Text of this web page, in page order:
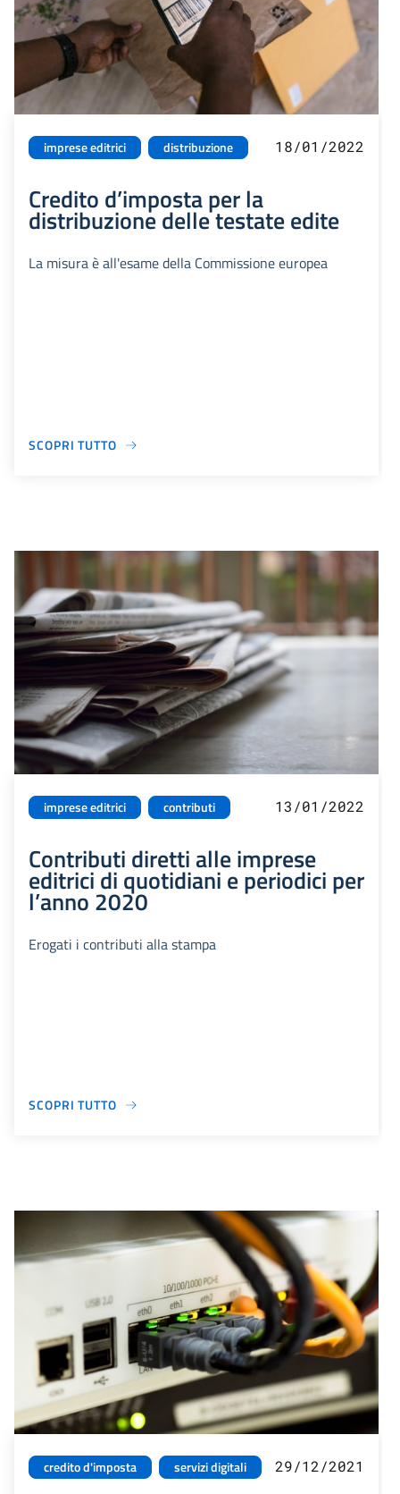
imprese editrici distribuzione 18/01/2022
Credito d’imposta per la
distribuzione delle testate edite
La misura è all'esame della Commissione europea
SCOPRI TUTTO
imprese editrici contributi 13/01/2022
Contributi diretti alle imprese
editrici di quotidiani e periodici per
l’anno 2020
Erogati i contributi alla stampa
SCOPRI TUTTO
credito d'imposta servizi digitali 29/12/2021